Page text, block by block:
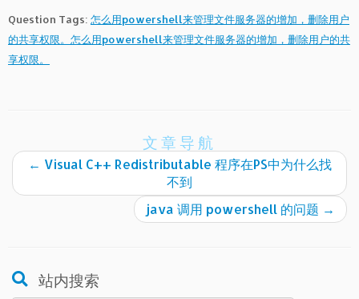
Question Tags: 怎么用powershell来管理文件服务器的增加，删除用户
的共享权限。怎么用powershell来管理文件服务器的增加，删除用户的共
享权限。
文章导航
← Visual C++ Redistributable 程序在PS中为什么找
不到
java 调用 powershell 的问题 →
站内搜索